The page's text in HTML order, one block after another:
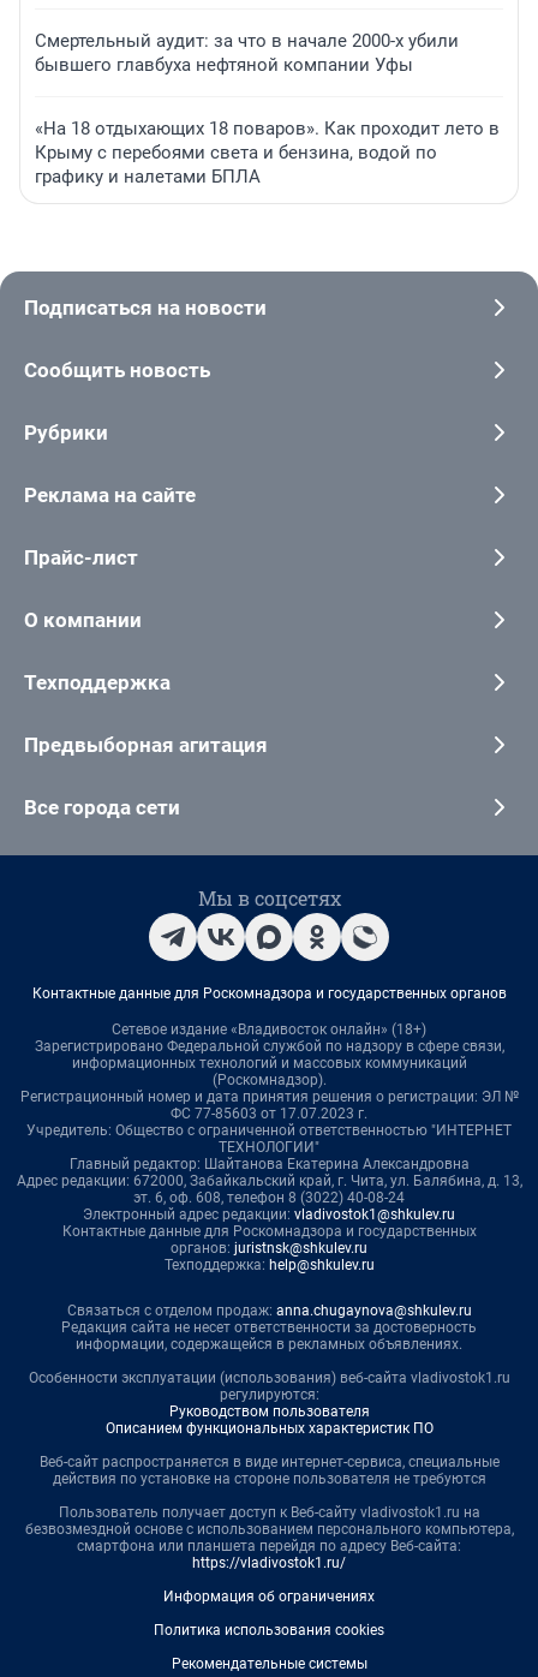
Смертельный аудит: за что в начале 2000-х убили
бывшего главбуха нефтяной компании Уфы
«На 18 отдыхающих 18 поваров». Как проходит лето в
Крыму с перебоями света и бензина, водой по
графику и налетами БПЛА
Подписаться на новости
Сообщить новость
Рубрики
Реклама на сайте
Прайс-лист
О компании
Техподдержка
Предвыборная агитация
Все города сети
Мы в соцсетях
Контактные данные для Роскомнадзора и государственных органов
Сетевое издание «Владивосток онлайн» (18+)
Зарегистрировано Федеральной службой по надзору в сфере связи,
информационных технологий и массовых коммуникаций
(Роскомнадзор).
Регистрационный номер и дата принятия решения о регистрации: ЭЛ №
ФС 77-85603 от 17.07.2023 г.
Учредитель: Общество с ограниченной ответственностью "ИНТЕРНЕТ
ТЕХНОЛОГИИ"
Главный редактор: Шайтанова Екатерина Александровна
Адрес редакции: 672000, Забайкальский край, г. Чита, ул. Балябина, д. 13,
эт. 6, оф. 608, телефон 8 (3022) 40-08-24
Электронный адрес редакции: vladivostok1@shkulev.ru
Контактные данные для Роскомнадзора и государственных
органов: juristnsk@shkulev.ru
Техподдержка: help@shkulev.ru
Связаться с отделом продаж: anna.chugaynova@shkulev.ru
Редакция сайта не несет ответственности за достоверность
информации, содержащейся в рекламных объявлениях.
Особенности эксплуатации (использования) веб-сайта vladivostok1.ru
регулируются:
Руководством пользователя
Описанием функциональных характеристик ПО
Веб-сайт распространяется в виде интернет-сервиса, специальные
действия по установке на стороне пользователя не требуются
Пользователь получает доступ к Веб-сайту vladivostok1.ru на
безвозмездной основе с использованием персонального компьютера,
смартфона или планшета перейдя по адресу Веб-сайта:
https://vladivostok1.ru/
Информация об ограничениях
Политика использования cookies
Рекомендательные системы